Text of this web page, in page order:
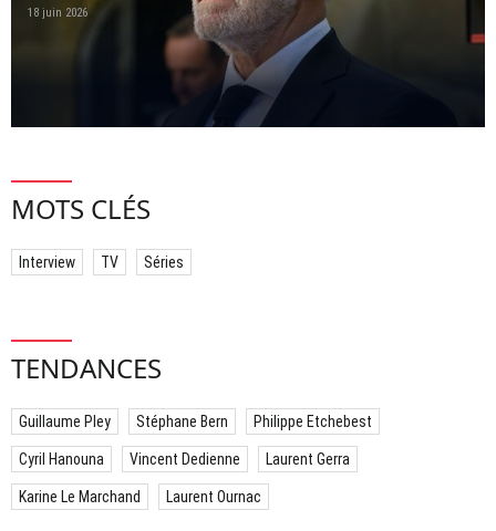
18 juin 2026
MOTS CLÉS
Interview TV Séries
TENDANCES
Guillaume Pley Stéphane Bern Philippe Etchebest
Cyril Hanouna Vincent Dedienne Laurent Gerra
Karine Le Marchand Laurent Ournac